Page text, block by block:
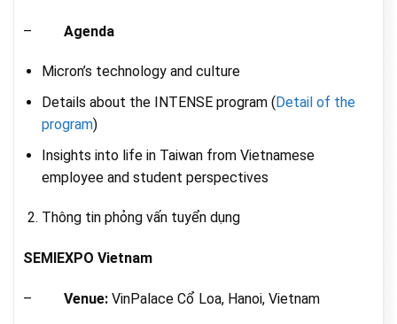
– Agenda
Micron’s technology and culture
Details about the INTENSE program (Detail of the
program)
Insights into life in Taiwan from Vietnamese
employee and student perspectives
Thông tin phỏng vấn tuyển dụng
SEMIEXPO Vietnam
– Venue: VinPalace Cổ Loa, Hanoi, Vietnam